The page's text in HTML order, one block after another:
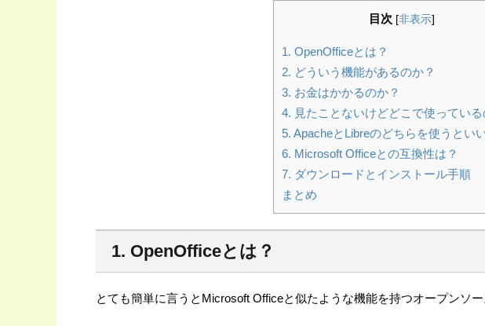
目次 [非表示]
1. OpenOfficeとは？
2. どういう機能があるのか？
3. お金はかかるのか？
4. 見たことないけどどこで使っている
5. ApacheとLibreのどちらを使うとい
6. Microsoft Officeとの互換性は？
7. ダウンロードとインストール手順
まとめ
1. OpenOfficeとは？
とても簡単に言うとMicrosoft Officeと似たような機能を持つオープンソー